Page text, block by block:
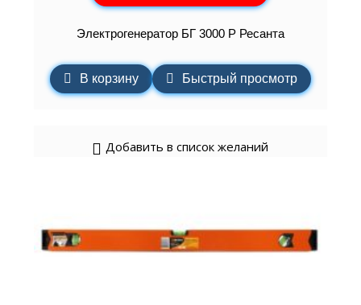
Электрогенератор БГ 3000 Р Ресанта
В корзину Быстрый просмотр
Добавить в список желаний